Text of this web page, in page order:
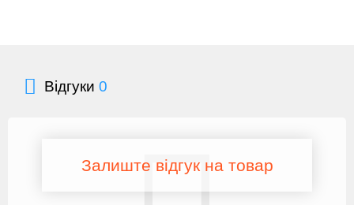
Відгуки 0
Залиште відгук на товар